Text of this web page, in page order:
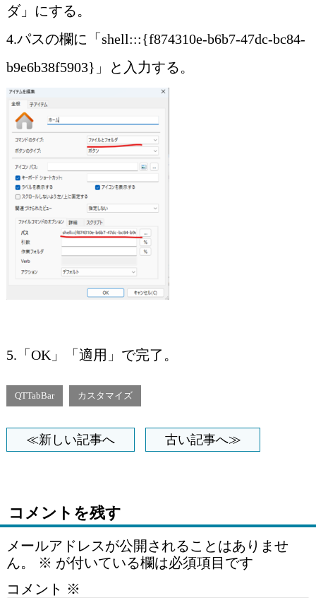
ダ」にする。
4.パスの欄に「shell:::{f874310e-b6b7-47dc-bc84-
b9e6b38f5903}」と入力する。
5.「OK」「適用」で完了。
QTTabBar カスタマイズ
≪新しい記事へ 古い記事へ≫
コメントを残す
メールアドレスが公開されることはありませ
ん。
※ が付いている欄は必須項目です
コメント ※